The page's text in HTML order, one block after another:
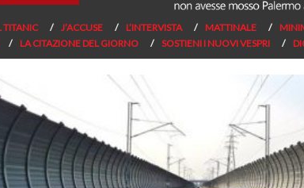
TITANIC J’ACCUSE L’INTERVISTA MATTINALE
LA CITAZIONE DEL GIORNO SOSTIENI I NUOVI VESPRI